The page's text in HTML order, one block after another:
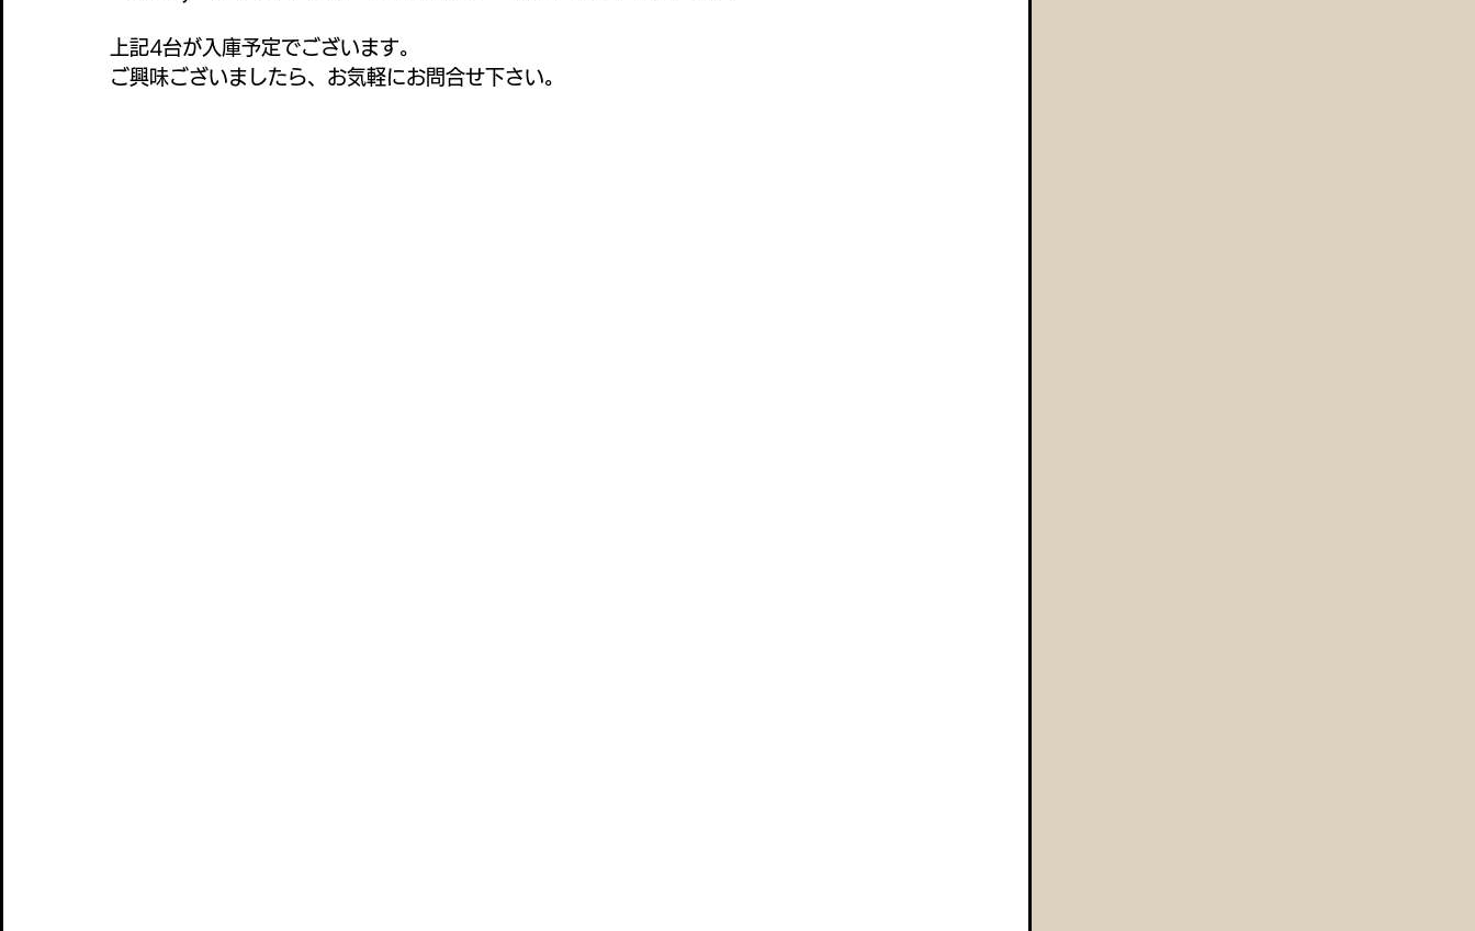
上記4台が入庫予定でございます。
ご興味ございましたら、お気軽にお問合せ下さい。